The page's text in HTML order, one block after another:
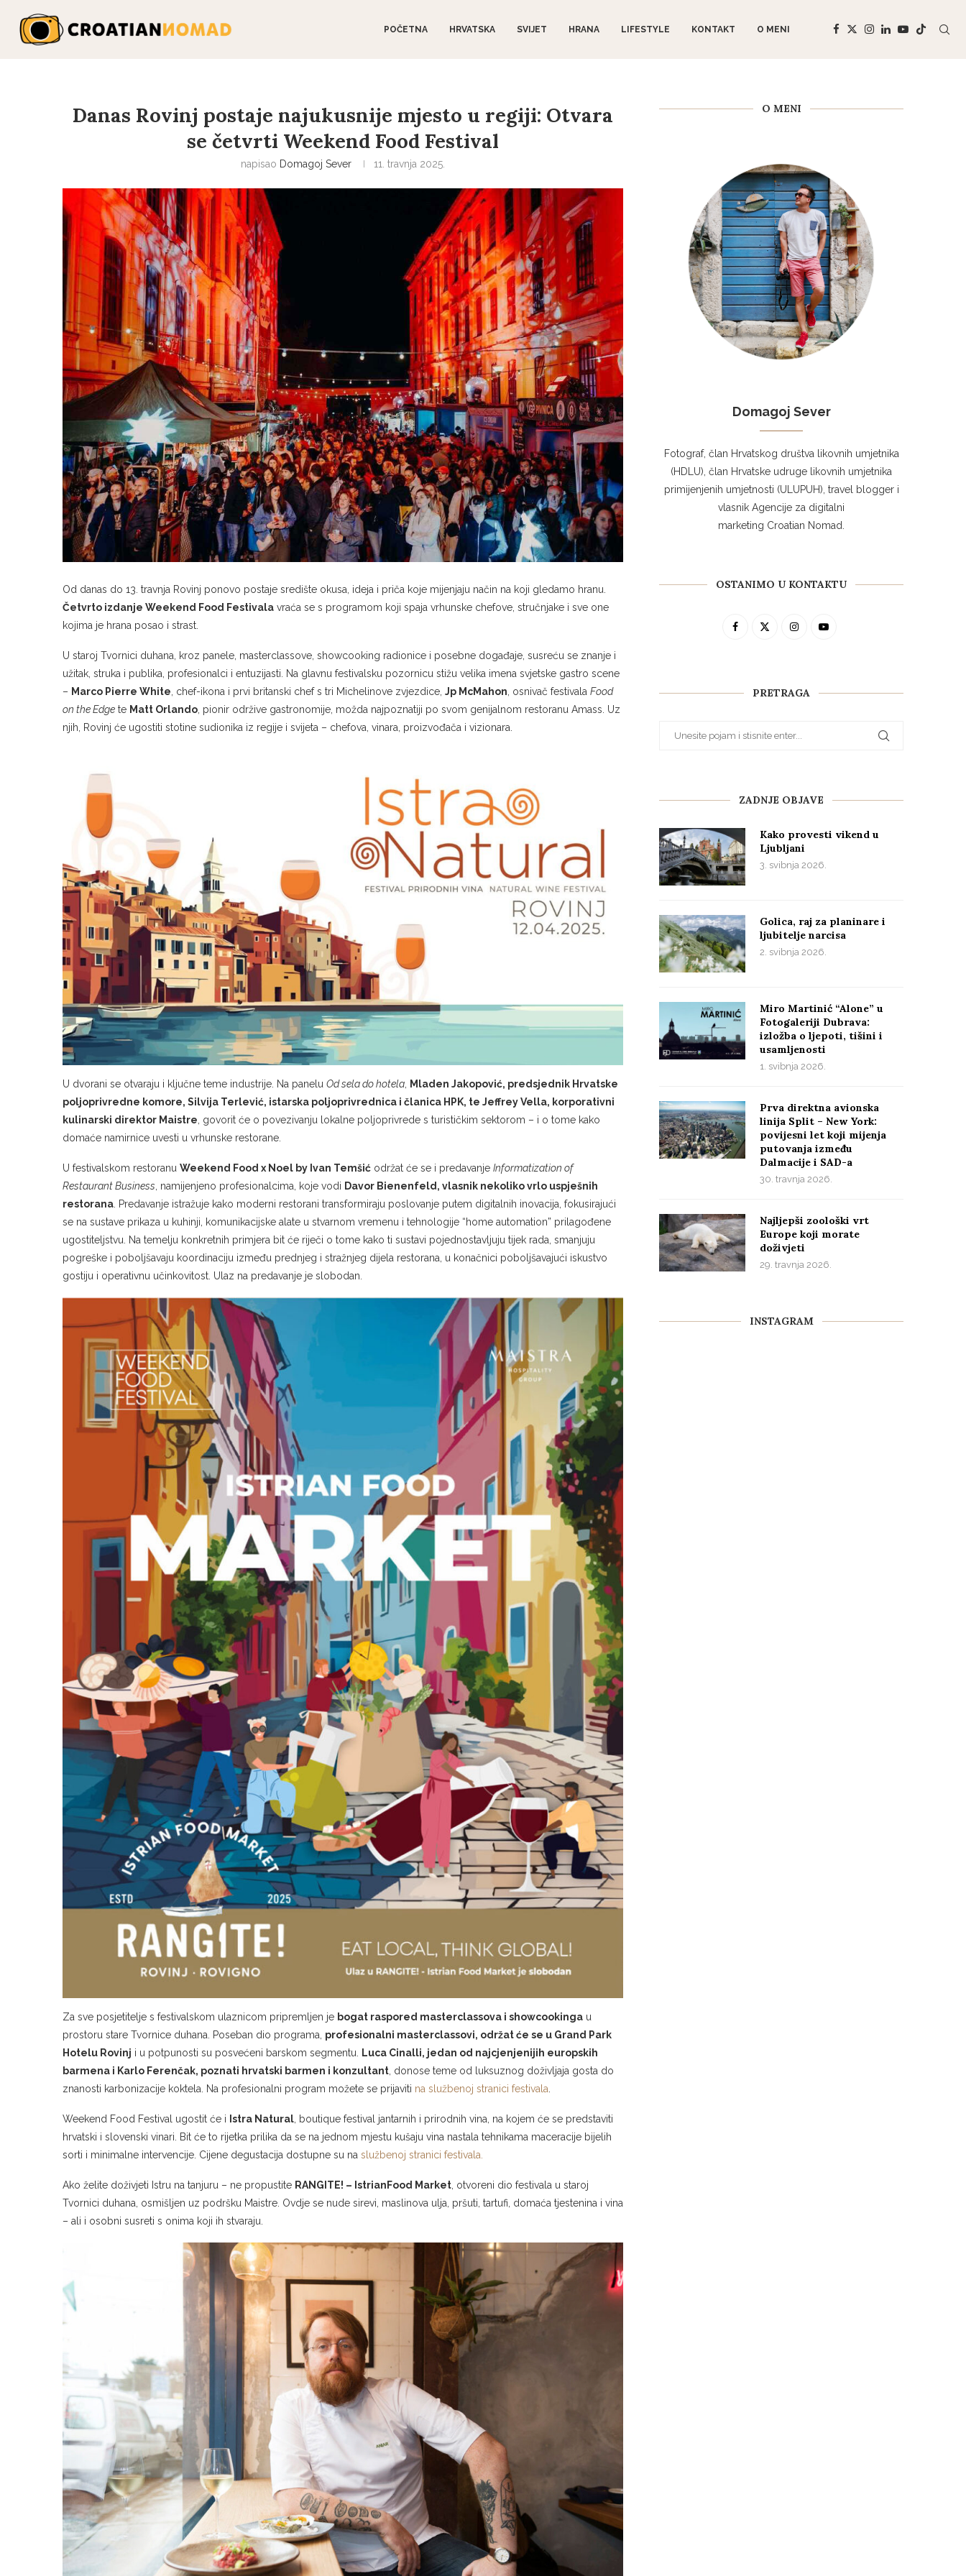
POČETNA HRVATSKA SVIJET HRANA LIFESTYLE KONTAKT O MENI
Danas Rovinj postaje najukusnije mjesto u regiji: Otvara
se četvrti Weekend Food Festival
napisao Domagoj Sever 11. travnja 2025.
Od danas do 13. travnja Rovinj ponovo postaje središte okusa, ideja i priča koje mijenjaju način na koji gledamo hranu.
Četvrto izdanje Weekend Food Festivala vraća se s programom koji spaja vrhunske chefove, stručnjake i sve one
kojima je hrana posao i strast.
U staroj Tvornici duhana, kroz panele, masterclassove, showcooking radionice i posebne događaje, susreću se znanje i
užitak, struka i publika, profesionalci i entuzijasti. Na glavnu festivalsku pozornicu stižu velika imena svjetske gastro scene
– Marco Pierre White, chef-ikona i prvi britanski chef s tri Michelinove zvjezdice, Jp McMahon, osnivač festivala Food
on the Edge te Matt Orlando, pionir održive gastronomije, možda najpoznatiji po svom genijalnom restoranu Amass. Uz
njih, Rovinj će ugostiti stotine sudionika iz regije i svijeta – chefova, vinara, proizvođača i vizionara.
U dvorani se otvaraju i ključne teme industrije. Na panelu Od sela do hotela
Mladen Jakopović, predsjednik Hrvatske
poljoprivredne komore, Silvija Terlević, istarska poljoprivrednica i članica HPK, te Jeffrey Vella, korporativni
kulinarski direktor Maistre , govorit će o povezivanju lokalne poljoprivrede s turističkim sektorom – i o tome kako
domaće namirnice uvesti u vrhunske restorane.
U festivalskom restoranu Weekend Food x Noel by Ivan Temšić održat će se i predavanje Informatization of
Restaurant Business , namijenjeno profesionalcima, koje vodi Davor Bienenfeld, vlasnik nekoliko vrlo uspješnih
restorana . Predavanje istražuje kako moderni restorani transformiraju poslovanje putem digitalnih inovacija, fokusirajući
se na sustave prikaza u kuhinji, komunikacijske alate u stvarnom vremenu i tehnologije “home automation” prilagođene
ugostiteljstvu. Na temelju konkretnih primjera bit će riječi o tome kako ti sustavi pojednostavljuju tijek rada, smanjuju
pogreške i poboljšavaju koordinaciju između prednjeg i stražnjeg dijela restorana, u konačnici poboljšavajući iskustvo
gostiju i operativnu učinkovitost. Ulaz na predavanje je slobodan.
Za sve posjetitelje s festivalskom ulaznicom pripremljen je bogat raspored masterclassova i showcookinga u
prostoru stare Tvornice duhana. Poseban dio programa, profesionalni masterclassovi, održat će se u Grand Park
Hotelu Rovinj i u potpunosti su posvećeni barskom segmentu.
Luca Cinalli, jedan od najcjenjenijih europskih
barmena i Karlo Ferenčak, poznati hrvatski barmen i konzultant , donose teme od luksuznog doživljaja gosta do
znanosti karbonizacije koktela. Na profesionalni program možete se prijaviti na službenoj stranici festivala
Weekend Food Festival ugostit će i Istra Natural , boutique festival jantarnih i prirodnih vina, na kojem će se predstaviti
hrvatski i slovenski vinari. Bit će to rijetka prilika da se na jednom mjestu kušaju vina nastala tehnikama maceracije bijelih
sorti i minimalne intervencije. Cijene degustacija dostupne su na službenoj stranici festivala.
Ako želite doživjeti Istru na tanjuru – ne propustite RANGITE! – IstrianFood Market , otvoreni dio festivala u staroj
Tvornici duhana, osmišljen uz podršku Maistre. Ovdje se nude sirevi, maslinova ulja, pršuti, tartufi, domaća tjestenina i vina
– ali i osobni susreti s onima koji ih stvaraju.
O MENI
Domagoj Sever
Fotograf, član Hrvatskog društva likovnih umjetnika
(HDLU), član Hrvatske udruge likovnih umjetnika
primijenjenih umjetnosti (ULUPUH), travel blogger i
vlasnik Agencije za digitalni
marketing Croatian Nomad.
OSTANIMO U KONTAKTU
PRETRAGA
ZADNJE OBJAVE
Kako provesti vikend u
Ljubljani
3. svibnja 2026.
Golica, raj za planinare i
ljubitelje narcisa
2. svibnja 2026.
Miro Martinić “Alone” u
Fotogaleriji Dubrava:
izložba o ljepoti, tišini i
usamljenosti
1. svibnja 2026.
Prva direktna avionska
linija Split – New York:
povijesni let koji mijenja
putovanja između
Dalmacije i SAD-a
30. travnja 2026.
Najljepši zoološki vrt
Europe koji morate
doživjeti
29. travnja 2026.
INSTAGRAM